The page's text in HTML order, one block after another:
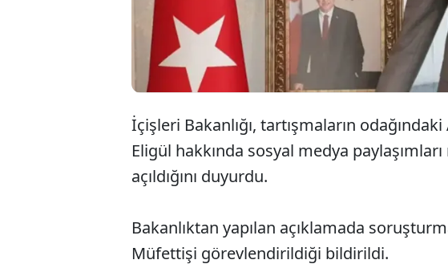
İçişleri Bakanlığı, tartışmaların
Eligül hakkında sosyal medya
açıldığını duyurdu.
Bakanlıktan yapılan açıklamada
Müfettişi görevlendirildiği bildirildi.